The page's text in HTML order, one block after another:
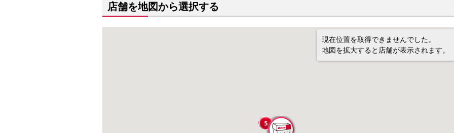
店舗を地図から選択する
現在位置を取得できませんでした。
地図を拡大すると店舗が表示されます。